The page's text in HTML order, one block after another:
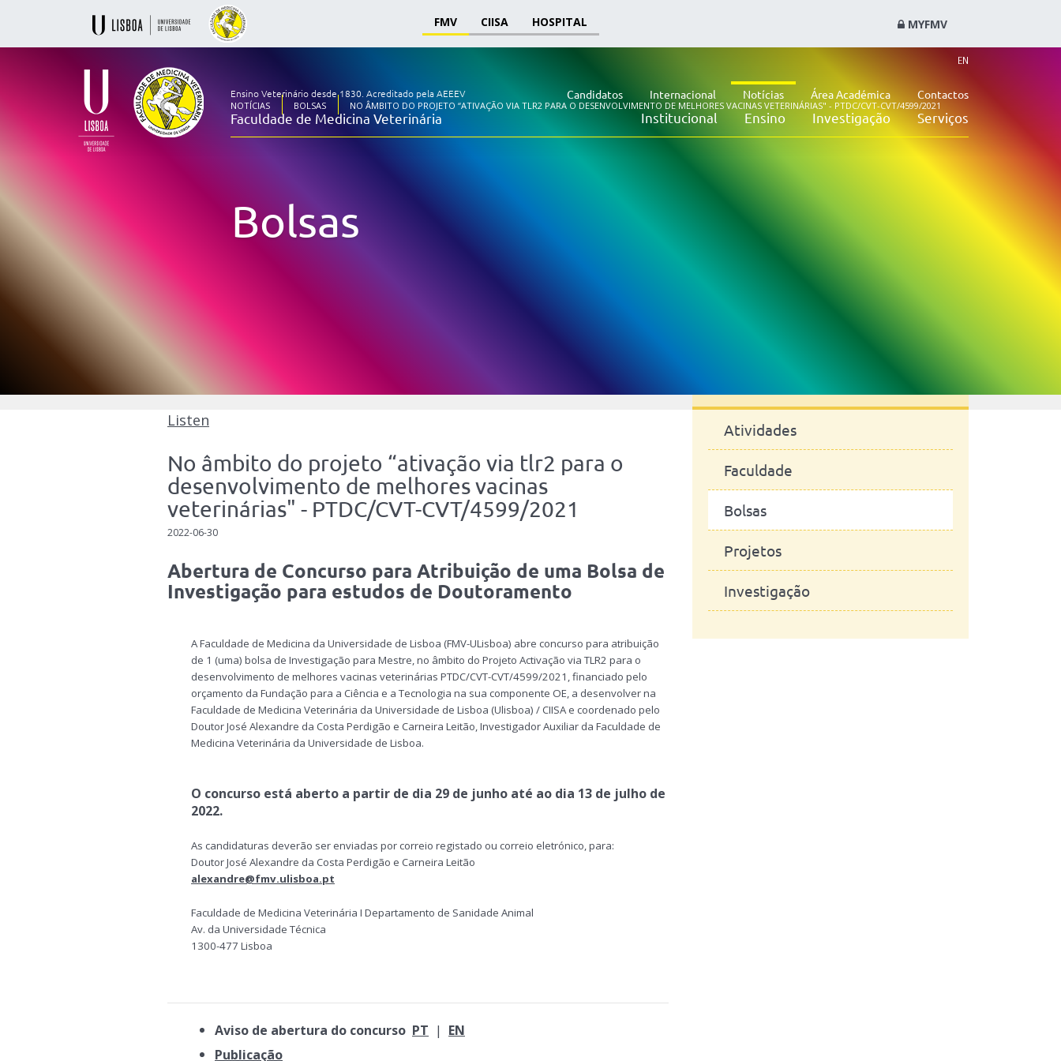
FMV CIISA HOSPITAL MYFMV
EN
Ensino Veterinário desde 1830. Acreditado pela AEEEV
Faculdade de Medicina Veterinária
Candidatos Internacional Notícias Área Académica Contactos
Institucional Ensino Investigação Serviços
NOTÍCIAS BOLSAS NO ÂMBITO DO PROJETO “ATIVAÇÃO VIA TLR2 PARA O DESENVOLVIMENTO DE MELHORES VACINAS VETERINÁRIAS" - PTDC/CVT-CVT/4599/2021
Bolsas
Listen
No âmbito do projeto “ativação via tlr2 para o
desenvolvimento de melhores vacinas
veterinárias" - PTDC/CVT-CVT/4599/2021
2022-06-30
Abertura de Concurso para Atribuição de uma Bolsa de
Investigação para estudos de Doutoramento
A Faculdade de Medicina da Universidade de Lisboa (FMV-ULisboa) abre concurso para atribuição
de 1 (uma) bolsa de Investigação para Mestre, no âmbito do Projeto Activação via TLR2 para o
desenvolvimento de melhores vacinas veterinárias PTDC/CVT-CVT/4599/2021, financiado pelo
orçamento da Fundação para a Ciência e a Tecnologia na sua componente OE, a desenvolver na
Faculdade de Medicina Veterinária da Universidade de Lisboa (Ulisboa) / CIISA e coordenado pelo
Doutor José Alexandre da Costa Perdigão e Carneira Leitão, Investigador Auxiliar da Faculdade de
Medicina Veterinária da Universidade de Lisboa.
O concurso está aberto a partir de dia 29 de junho até ao dia 13 de julho de
2022.
As candidaturas deverão ser enviadas por correio registado ou correio eletrónico, para:
Doutor José Alexandre da Costa Perdigão e Carneira Leitão
alexandre@fmv.ulisboa.pt
Faculdade de Medicina Veterinária I Departamento de Sanidade Animal
Av. da Universidade Técnica
1300-477 Lisboa
Aviso de abertura do concurso PT | EN
Publicação
Atividades
Faculdade
Bolsas
Projetos
Investigação